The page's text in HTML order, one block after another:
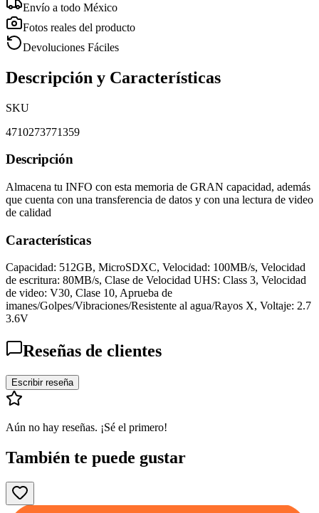
Envío a todo México
Fotos reales del producto
Devoluciones Fáciles
Descripción y Características
SKU
4710273771359
Descripción
Almacena tu INFO con esta memoria de GRAN capacidad, además
que cuenta con una transferencia de datos y con una lectura de video
de calidad
Características
Capacidad: 512GB, MicroSDXC, Velocidad: 100MB/s, Velocidad
de escritura: 80MB/s, Clase de Velocidad UHS: Class 3, Velocidad
de video: V30, Clase 10, Aprueba de
imanes/Golpes/Vibraciones/Resistente al agua/Rayos X, Voltaje: 2.7
3.6V
Reseñas de clientes
Escribir reseña
Aún no hay reseñas. ¡Sé el primero!
También te puede gustar